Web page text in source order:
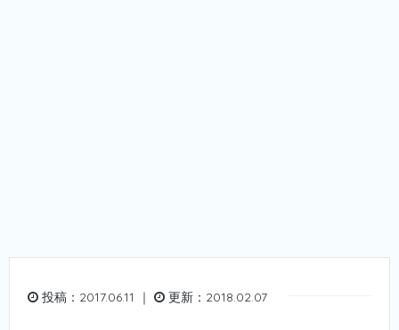
投稿：2017.06.11 ｜ 更新：2018.02.07